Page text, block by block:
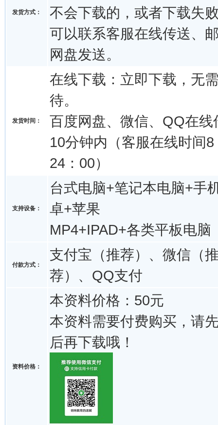
发货方式：
不会下载的，或者下载失
可以联系客服在线传送、
网盘发送。
发货时间：
在线下载：立即下载，无
待。
百度网盘、微信、QQ在线
10分钟内（客服在线时间8
24：00）
支持设备：
台式电脑+笔记本电脑+手
卓+苹果
MP4+IPAD+各类平板电脑
付款方式：
支付宝（推荐）、微信（
荐）、QQ支付
资料价格：
本资料价格：50元
本资料需要付费购买，请
后再下载哦！